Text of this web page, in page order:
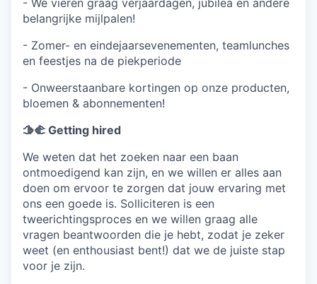
belangrijke mijlpalen!
- Zomer- en eindejaarsevenementen, teamlunches
en feestjes na de piekperiode
- Onweerstaanbare kortingen op onze producten,
bloemen & abonnementen!
🫱‍🫲 Getting hired
We weten dat het zoeken naar een baan
ontmoedigend kan zijn, en we willen er alles aan
doen om ervoor te zorgen dat jouw ervaring met
ons een goede is. Solliciteren is een
tweerichtingsproces en we willen graag alle
vragen beantwoorden die je hebt, zodat je zeker
weet (en enthousiast bent!) dat we de juiste stap
voor je zijn.